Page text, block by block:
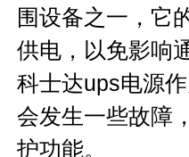
围设备之一，它
供电，以免影响
科士达ups电源
会发生一些故障
护功能。